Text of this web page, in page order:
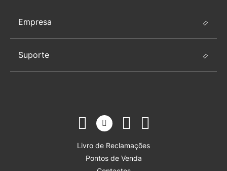
Empresa
Suporte
Livro de Reclamações
Pontos de Venda